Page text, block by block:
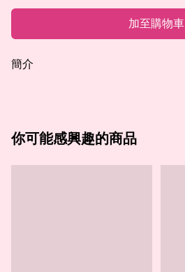
加至購物車
簡介
你可能感興趣的商品